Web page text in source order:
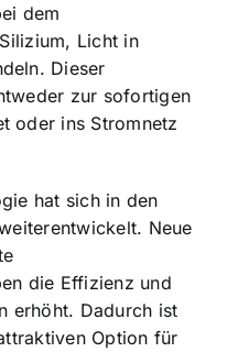
dem
Licht in
Dieser
zur sofortigen
oder ins Stromnetz
hat sich in den
Neue
die Effizienz und
erhöht. Dadurch ist
Option für